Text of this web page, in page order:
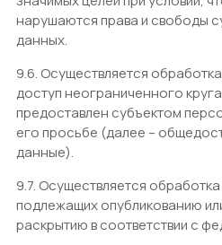
нарушаются права и свободы
данных.
9.6. Осуществляется
доступ неограниченного
предоставлен субъектом
его просьбе (далее –
данные).
9.7. Осуществляется
подлежащих опубликованию
раскрытию в соответствии с